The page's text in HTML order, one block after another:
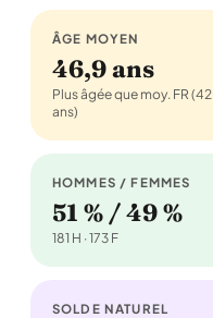
ÂGE MOYEN
46,9 ans
Plus âgée que moy. FR (42
ans)
HOMMES / FEMMES
51 % / 49 %
181 H · 173 F
SOLDE NATUREL